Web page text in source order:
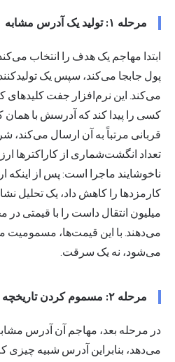
مرحله ۱: تولید یک آدرس مشابه
ابتدا مهاجم یک هدف را انتخاب
پول جابجا می‌کند، سپس یک
می‌کند. این نرم‌افزار جفت کلیدهای
کسی را پیدا کند که آدرسش با همان
قربانی مرتباً به آن ارسال می‌کند،
تعداد انگشت‌شماری از کاراکترها
کارمزدها را کاهش داد، یک تحلیل
می‌دهند. با این قیمت‌ها، مسمومیت
می‌شود، نه یک سرقت.
مرحله ۲: مسموم کردن تاریخچه تراکنش‌های شما
در مرحله بعد، مهاجم آن آدرس
می‌دهد، بنابراین آدرس شبیه چیزی